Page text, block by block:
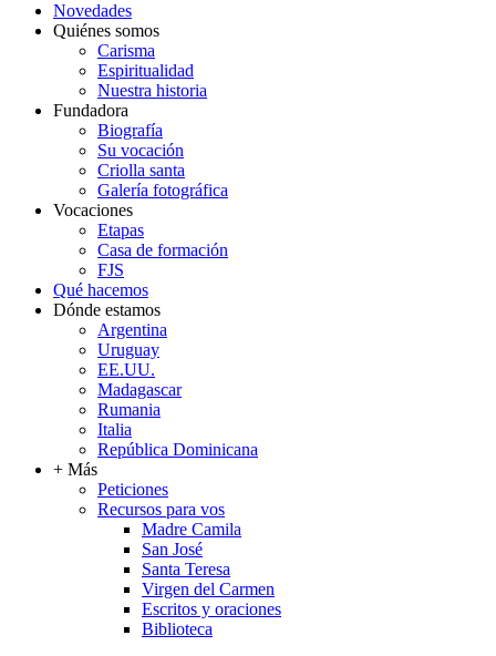
Novedades
Quiénes somos
Carisma
Espiritualidad
Nuestra historia
Fundadora
Biografía
Su vocación
Criolla santa
Galería fotográfica
Vocaciones
Etapas
Casa de formación
FJS
Qué hacemos
Dónde estamos
Argentina
Uruguay
EE.UU.
Madagascar
Rumania
Italia
República Dominicana
+ Más
Peticiones
Recursos para vos
Madre Camila
San José
Santa Teresa
Virgen del Carmen
Escritos y oraciones
Biblioteca